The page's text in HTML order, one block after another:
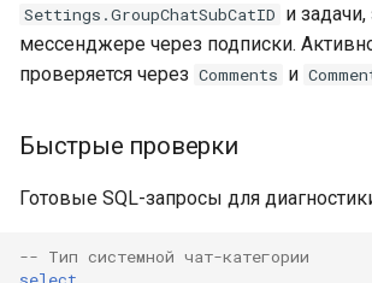
Settings.GroupChatSubCatID и
мессенджере через подписки.
проверяется через Comments и
Быстрые проверки
Готовые SQL-запросы для
-- Тип системной чат-категории